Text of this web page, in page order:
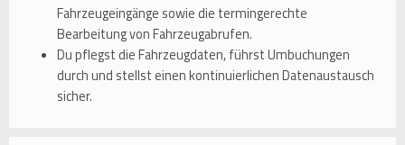
Fahrzeugeingänge sowie die termingerechte
Bearbeitung von Fahrzeugabrufen.
Du pflegst die Fahrzeugdaten, führst Umbuchungen
durch und stellst einen kontinuierlichen Datenaustausch
sicher.